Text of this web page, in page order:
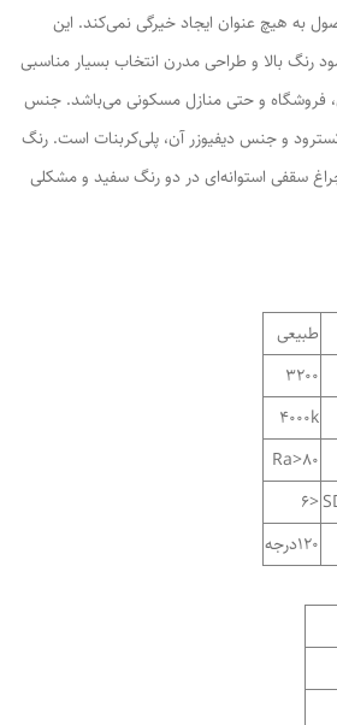
به هیچ‌ عنوان ایجاد خیرگی نمی‌کند. این
رنگ بالا و طراحی مدرن انتخاب بسیار مناسبی
فروشگاه و حتی منازل مسکونی می‌باشد. جنس
و جنس دیفیوزر آن، پلی‌کربنات است. رنگ
سقفی استوانه‌ای در دو رنگ سفید و مشکلی
طبیعی
3200
4000k
80<Ra
<6
120درجه